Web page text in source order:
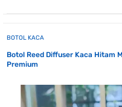
BOTOL KACA
Botol Reed Diffuser Kaca Hitam
Premium